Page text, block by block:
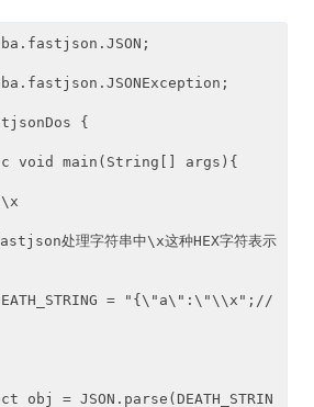
{
void main(String[] args){
处理字符串中\x这种HEX字符表示
= "{\"a\":\"\\x";//
obj = JSON.parse(DEATH_STRIN